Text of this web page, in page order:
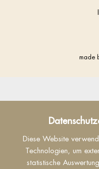
Diese Website
Technologien, um
statistische
made
Datenschutz
Dieser Inhalt ist
von "Facebook"
Akzeptieren